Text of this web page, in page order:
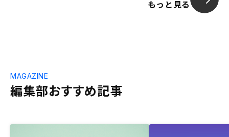
もっと見る
編集部おすすめ記事
MAGAZINE